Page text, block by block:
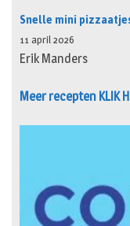
Snelle mini
11 april 2026
Erik Manders
Meer recepten KLIK